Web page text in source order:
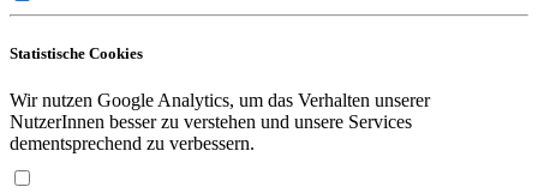
Statistische Cookies
Wir nutzen Google Analytics, um das Verhalten unserer
NutzerInnen besser zu verstehen und unsere Services
dementsprechend zu verbessern.